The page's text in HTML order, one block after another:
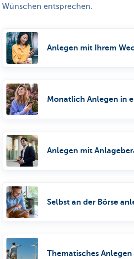
Wünschen entsprechen.
Anlegen mit Ihrem
Monatlich Anlegen in
Anlegen mit
Selbst an der Börse
Thematisches Anlegen